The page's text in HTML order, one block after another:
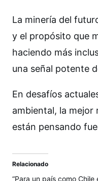
La minería del
y el propósito que
haciendo más
una señal potente
En desafíos
ambiental, la mejor
están pensando
Relacionado
“Para un país como Chile